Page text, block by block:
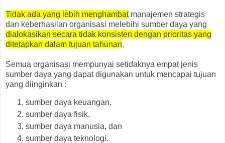
Tidak ada yang lebih menghambatmanajemen strategis
dan keberhasilan organisasi melebihi sumber daya yang
dialokasikan secara tidak konsisten dengan prioritas yang
ditetapkan dalam tujuan tahunan.
Semua organisasi mempunyai setidaknya empat jenis
sumber daya yang dapat digunakan untuk mencapai tujuan
yang diinginkan :
sumber daya keuangan,
sumber daya fisik,
sumber daya manusia, dan
sumber daya teknologi.